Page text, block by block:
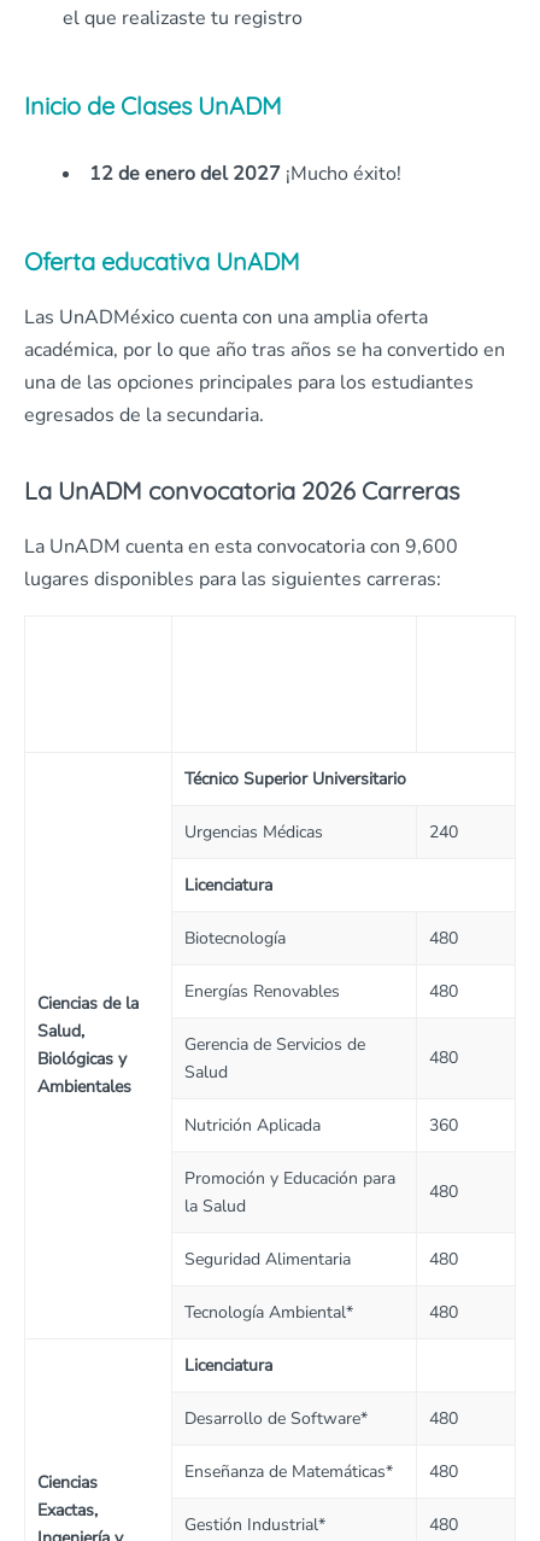
el que realizaste tu registro
Inicio de Clases UnADM
12 de enero del 2027 ¡Mucho éxito!
Oferta educativa UnADM
Las UnADMéxico cuenta con una amplia oferta
académica, por lo que año tras años se ha convertido en
una de las opciones principales para los estudiantes
egresados de la secundaria.
La UnADM convocatoria 2026 Carreras
La UnADM cuenta en esta convocatoria con 9,600
lugares disponibles para las siguientes carreras:
Ciencias de la
Salud,
Biológicas y
Ambientales
Técnico Superior Universitario
Urgencias Médicas 240
Licenciatura
Biotecnología 480
Energías Renovables 480
Gerencia de Servicios de
Salud
480
Nutrición Aplicada 360
Promoción y Educación para
la Salud
480
Seguridad Alimentaria 480
Tecnología Ambiental* 480
Ciencias
Exactas,
Licenciatura
Desarrollo de Software* 480
Enseñanza de Matemáticas* 480
Gestión Industrial* 480